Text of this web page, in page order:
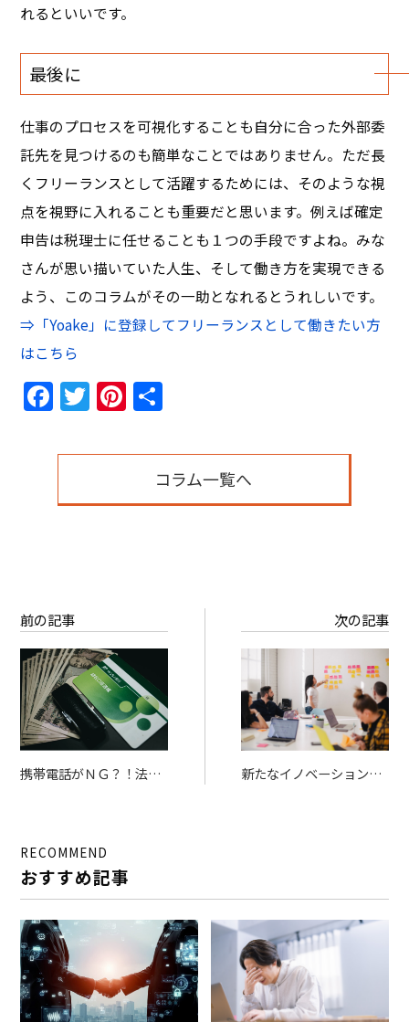
れるといいです。
最後に
仕事のプロセスを可視化することも自分に合った外部委
託先を見つけるのも簡単なことではありません。ただ長
くフリーランスとして活躍するためには、そのような視
点を視野に入れることも重要だと思います。例えば確定
申告は税理士に任せることも１つの手段ですよね。みな
さんが思い描いていた人生、そして働き方を実現できる
よう、このコラムがその一助となれるとうれしいです。
⇒「Yoake」に登録してフリーランスとして働きたい方
はこちら
Facebook
TwitterPinterest
コラム一覧へ
前の記事
携帯電話がＮＧ？！法人
次の記事
新たなイノベーション創
RECOMMEND
おすすめ記事